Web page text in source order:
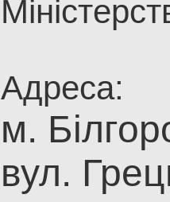
Адреса:
м.
вул.